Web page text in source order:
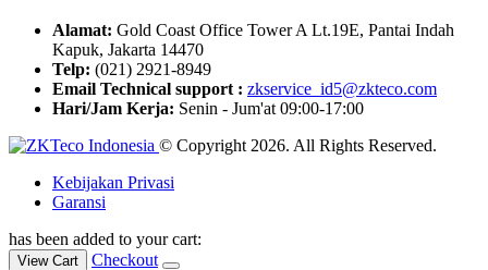
Alamat: Gold Coast Office Tower A Lt.19E, Pantai Indah
Kapuk, Jakarta 14470
Telp: (021) 2921-8949
Email Technical support : zkservice_id5@zkteco.com
Hari/Jam Kerja: Senin - Jum'at 09:00-17:00
© Copyright 2026. All Rights Reserved.
Kebijakan Privasi
Garansi
has been added to your cart:
View Cart Checkout